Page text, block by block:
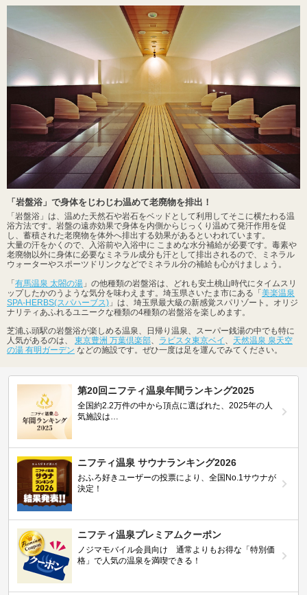
「岩盤浴」で身体をじわじわ温めて老廃物を排出！
「岩盤浴」は、温めた天然石や岩石をベッドとして利用してそこに横たわる温
浴方法です。岩盤の遠赤効果で身体を内側からじっくり温めて発汗作用を促
し、蓄積された老廃物を体外へ排出する効果があるといわれています。
大量の汗をかくので、入浴前や入浴中に こまめな水分補給が必要です。毒素や
老廃物以外に身体に必要なミネラル成分も汗として排出されるので、ミネラル
ウォーターやスポーツドリンクなどでミネラル分の補給も心がけましょう。
「 有馬温泉 太閤の湯 」の他種類の岩盤浴は、どれも安土桃山時代にタイムスリ
ップしたかのうような気分を味わえます。埼玉県さいたま市にある「 美楽温泉
SPA-HERBS(スパハーブス) 」は、埼玉県最大級の新感覚スパリゾート。オリジ
ナリティあふれるユニークな種類の4種類の岩盤浴を楽しめます。
芝浦ふ頭駅の岩盤浴が楽しめる温泉、日帰り温泉、スーパー銭湯の中でも特に
人気があるのは、 東京豊洲 万葉倶楽部、 ラビスタ東京ベイ 、 天然温泉 泉天空
の湯 有明ガーデン などの施設です。ぜひ一度は足を運んでみてください。
第20回ニフティ温泉年間ランキング2025
全国約2.2万件の中から頂点に選ばれた、2025年の人
気施設は…
ニフティ温泉 サウナランキング2026
おふろ好きユーザーの投票により、全国No.1サウナが
決定！
ニフティ温泉プレミアムクーポン
ノジマモバイル会員向け 通常よりもお得な「特別価
格」で人気の温泉を満喫できる！